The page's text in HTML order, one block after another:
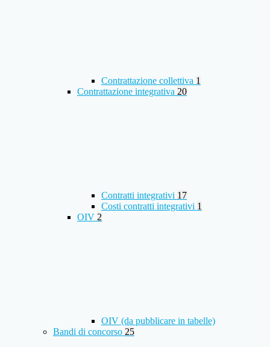
Contrattazione collettiva 1
Contrattazione integrativa 20
Contratti integrativi 17
Costi contratti integrativi 1
OIV 2
OIV (da pubblicare in tabelle)
Bandi di concorso 25